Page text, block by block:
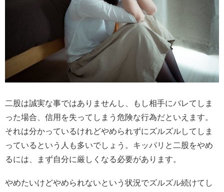
二股は誠実な事ではありませんし、もし相手にバレてしま
った場合、信用を失ってしまう危険な行為だといえます。
それは分かっているけれどやめられずにズルズルしてしま
っているという人も多いでしょう。キッパリと二股をやめ
るには、まず自分に厳しくなる必要があります。
やめたいけどやめられないという状況でズルズル続けてし